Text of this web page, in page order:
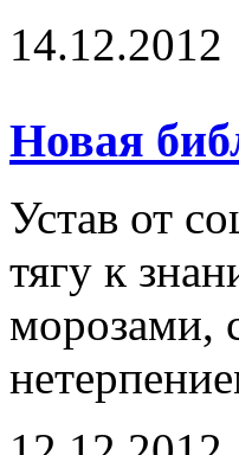
14.12.2012
Новая
Устав от
тягу к
морозами,